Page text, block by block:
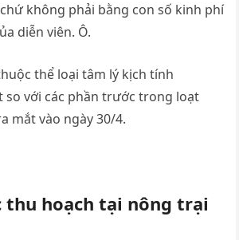
không phải bằng con số kinh phí
diễn viên. Ô.
thể loại tâm lý kịch tính
so với các phần trước trong loạt
mắt vào ngày 30/4.
thu hoạch tại nông trại